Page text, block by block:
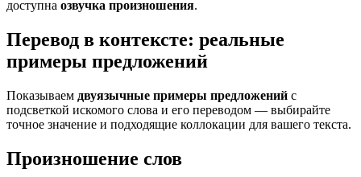
доступна озвучка произношения.
Перевод в контексте: реальные
примеры предложений
Показываем двуязычные примеры предложений с
подсветкой искомого слова и его переводом — выбирайте
точное значение и подходящие коллокации для вашего текста.
Произношение слов